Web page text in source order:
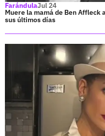
FarándulaJul 24
Muere la mamá de Ben Affleck
sus últimos días